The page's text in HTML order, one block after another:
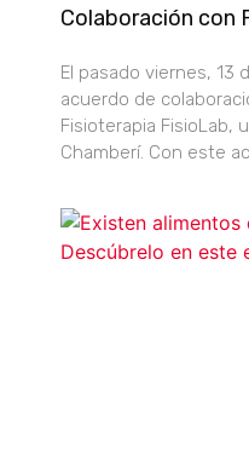
Colaboración con
El pasado viernes, 13
acuerdo de
Fisioterapia FisioLab,
Chamberí. Con este